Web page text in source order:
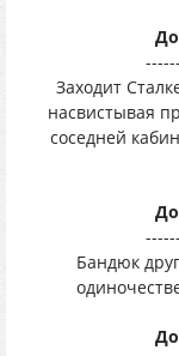
Заходит
насвистывая
соседней
Бандюк